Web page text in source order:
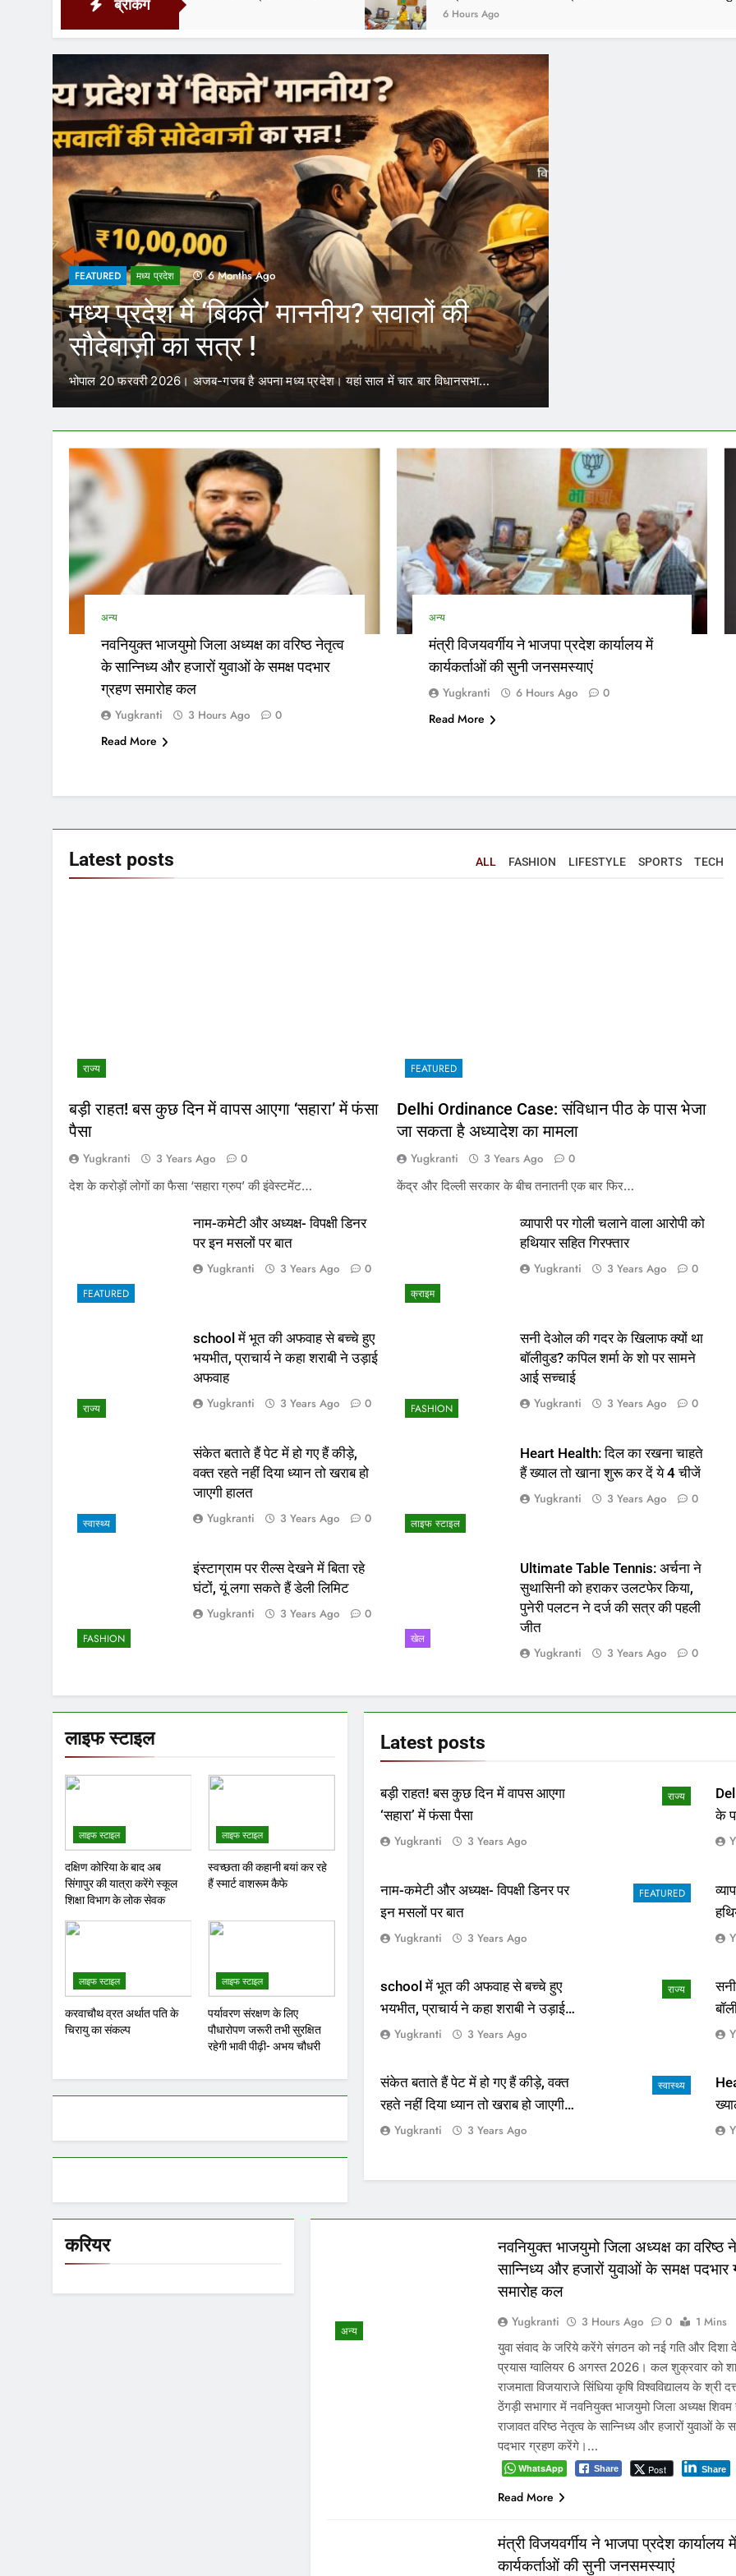
ब्रेकिंग
6 Hours Ago
सवालों की
में चार बार विधानसभा…
FEATURED 1 Year Ago
CM Yogi के फैसले से आउटसोर्स
कर्मचारियों को होगा फायदा, अब अपने जिले
में कर सकेंगे काम
परिवहन निगम में कार्यरत आउटसोर्स कर्मचारियों के जरिए नियुक्त परिचालकों का भी ट्रांसफर हो सकेगा।…
अन्य
नवनियुक्त भाजयुमो जिला अध्यक्ष का वरिष्ठ नेतृत्व
के सान्निध्य और हजारों युवाओं के समक्ष पदभार
ग्रहण समारोह कल
Yugkranti 3 Hours Ago 0
Read More
अन्य
मंत्री विजयवर्गीय ने भाजपा प्रदेश कार्यालय में
कार्यकर्ताओं की सुनी जनसमस्याएं
Yugkranti 6 Hours Ago 0
Read More
Latest posts ALL FASHION LIFESTYLE SPORTS TECH
राज्य
बड़ी राहत! बस कुछ दिन में वापस आएगा ‘सहारा’ में फंसा
पैसा
Yugkranti 3 Years Ago
0
देश के करोड़ों लोगों का फैसा ‘सहारा ग्रुप’ की इंवेस्टमेंट…
FEATURED
Delhi Ordinance Case: संविधान पीठ के पास भेजा
जा सकता है अध्यादेश का मामला
Yugkranti 3 Years Ago
0
केंद्र और दिल्ली सरकार के बीच तनातनी एक बार फिर…
FEATURED
नाम-कमेटी और अध्यक्ष- विपक्षी डिनर
पर इन मसलों पर बात
Yugkranti 3 Years Ago 0
क्राइम
व्यापारी पर गोली चलाने वाला आरोपी को
हथियार सहित गिरफ्तार
Yugkranti 3 Years Ago 0
राज्य
school में भूत की अफवाह से बच्चे हुए
भयभीत, प्राचार्य ने कहा शराबी ने उड़ाई
अफवाह
Yugkranti 3 Years Ago 0 FASHION
सनी देओल की गदर के खिलाफ क्यों था
बॉलीवुड? कपिल शर्मा के शो पर सामने
आई सच्चाई
Yugkranti 3 Years Ago 0
स्वास्थ्य
संकेत बताते हैं पेट में हो गए हैं कीड़े,
वक्त रहते नहीं दिया ध्यान तो खराब हो
जाएगी हालत
Yugkranti 3 Years Ago 0 लाइफ स्टाइल
Heart Health: दिल का रखना चाहते
हैं ख्याल तो खाना शुरू कर दें ये 4 चीजें
Yugkranti 3 Years Ago 0
FASHION
इंस्टाग्राम पर रील्स देखने में बिता रहे
घंटों, यूं लगा सकते हैं डेली लिमिट
Yugkranti 3 Years Ago 0
खेल
Ultimate Table Tennis: अर्चना ने
सुथासिनी को हराकर उलटफेर किया,
पुनेरी पलटन ने दर्ज की सत्र की पहली
जीत
Yugkranti 3 Years Ago 0
लाइफ स्टाइल
लाइफ स्टाइल
दक्षिण कोरिया के बाद अब
सिंगापुर की यात्रा करेंगे स्कूल
शिक्षा विभाग के लोक सेवक
लाइफ स्टाइल
स्वच्छता की कहानी बयां कर रहे
हैं स्मार्ट वाशरूम कैफे
लाइफ स्टाइल
करवाचौथ व्रत अर्थात पति के
चिरायु का संकल्प
लाइफ स्टाइल
पर्यावरण संरक्षण के लिए
पौधारोपण जरूरी तभी सुरक्षित
रहेगी भावी पीढ़ी- अभय चौधरी
Latest posts
राज्य
बड़ी राहत! बस कुछ दिन में वापस आएगा
‘सहारा’ में फंसा पैसा
Yugkranti 3 Years Ago
के
FEATURED
नाम-कमेटी और अध्यक्ष- विपक्षी डिनर पर
इन मसलों पर बात
Yugkranti 3 Years Ago
राज्य
school में भूत की अफवाह से बच्चे हुए
भयभीत, प्राचार्य ने कहा शराबी ने उड़ाई
अफवाह
Yugkranti 3 Years Ago
आई
स्वास्थ्य
संकेत बताते हैं पेट में हो गए हैं कीड़े, वक्त
रहते नहीं दिया ध्यान तो खराब हो जाएगी
हालतYugkranti 3 Years Ago
करियर
अन्य
नवनियुक्त भाजयुमो जिला अध्यक्ष का वरिष्ठ
सान्निध्य और हजारों युवाओं के समक्ष पदभार
समारोह कल
Yugkranti 3 Hours Ago 0
1 Mins
युवा संवाद के जरिये करेंगे संगठन को नई गति और दिशा
प्रयास ग्वालियर 6 अगस्त 2026। कल शुक्रवार को
राजमाता विजयाराजे सिंधिया कृषि विश्वविद्यालय के श्री
ठेंगड़ी सभागार में नवनियुक्त भाजयुमो जिला अध्यक्ष शिवम
राजावत वरिष्ठ नेतृत्व के सान्निध्य और हजारों युवाओं के
पदभार ग्रहण करेंगे।…
WhatsApp Share Post Share
Read More
मंत्री विजयवर्गीय ने भाजपा प्रदेश कार्यालय में
कार्यकर्ताओं की सुनी जनसमस्याएं